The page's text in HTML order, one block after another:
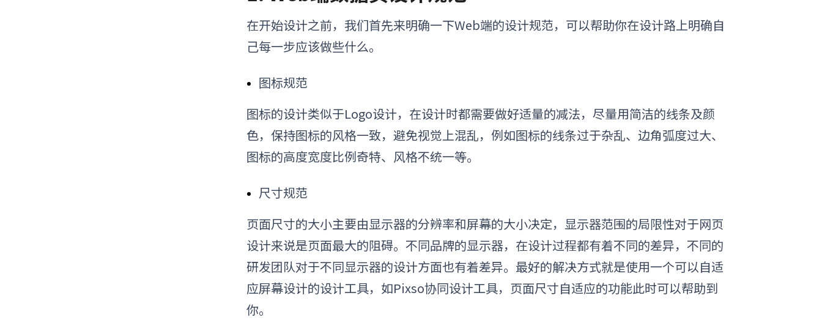
在开始设计之前，我们首先来明确一下Web端的设计规范，可以帮助你在设计路上明确自
己每一步应该做些什么。
图标规范
图标的设计类似于Logo设计，在设计时都需要做好适量的减法，尽量用简洁的线条及颜
色，保持图标的风格一致，避免视觉上混乱， 例如图标的线条过于杂乱、边角弧度过大、
图标的高度宽度比例奇特、风格不统一等。
尺寸规范
页面尺寸的大小主要由显示器的分辨率和屏幕的大小决定，显示器范围的局限性对于网页
设计来说是页面最大的阻碍。不同品牌的显示器，在设计过程都有着不同的差异，不同的
研发团队对于不同显示器的设计方面也有着差异。 最好的解决方式就是使用一个可以自适
应屏幕设计的设计工具，如Pixso协同设计工具，页面尺寸自适应的功能此时可以帮助到
你。